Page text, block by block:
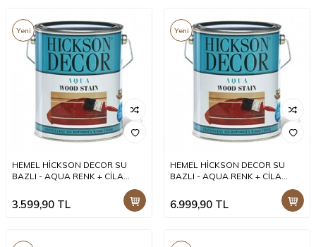
Yeni
HEMEL HİCKSON DECOR SU
BAZLI - AQUA RENK + CİLA
BİRLEŞİK DIŞ MEKAN BOYASI 2,5
LT +
3.599,90 TL
Yeni
HEMEL HİCKSON DECOR SU
BAZLI - AQUA RENK + CİLA
BİRLEŞİK DIŞ MEKAN BOYASI 5 LT
+
6.999,90 TL